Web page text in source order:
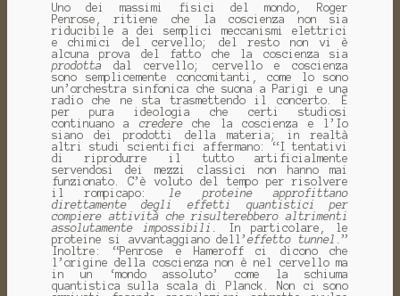
Uno dei massimi fisici del mondo, Roger
Penrose, ritiene che la coscienza non sia
riducibile a dei semplici meccanismi elettrici
e chimici del cervello; del resto non vi è
alcuna prova del fatto che la coscienza sia
prodotta dal cervello; cervello e coscienza
sono semplicemente concomitanti, come lo sono
un’orchestra sinfonica che suona a Parigi e una
radio che ne sta trasmettendo il concerto. È
per pura ideologia che certi studiosi
continuano a credereche la coscienza e l’Io
siano dei prodotti della materia; in realtà
altri studi scientifici affermano: “I tentativi
di riprodurre il tutto artificialmente
servendosi dei mezzi classici non hanno mai
funzionato. C’è voluto del tempo per risolvere
il rompicapo:
le proteine approfittano
direttamente degli effetti quantistici per
compiere attività che risulterebbero altrimenti
assolutamente impossibili.
In particolare, le
proteine si avvantaggiano dell’effetto tunnel.”
Inoltre: “Penrose e Hameroff ci dicono che
l’origine della coscienza non è nel cervello ma
in un ‘mondo assoluto’ come la schiuma
quantistica sulla scala di Planck. Non ci sono